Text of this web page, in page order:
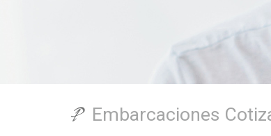
Embarcaciones